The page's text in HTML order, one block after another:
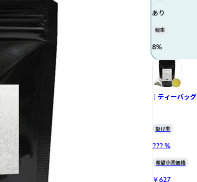
あり
税率
8%
｜ ティーバッ
掛け率
??? %
希望小売価格
￥627